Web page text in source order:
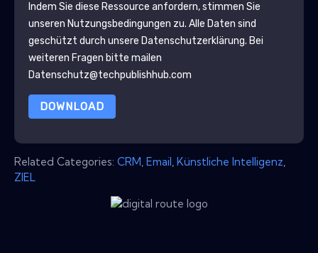
Indem Sie diese Ressource anfordern, stimmen Sie
unseren Nutzungsbedingungen zu. Alle Daten sind
geschützt durch unsere Datenschutzerklärung. Bei
weiteren Fragen bitte mailen
Datenschutz@techpublishhub.com
DOWNLOAD
Related Categories: CRM Email Künstliche Intelligenz
ZIEL